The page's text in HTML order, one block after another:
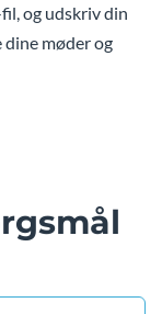
og udskriv din
dine møder og